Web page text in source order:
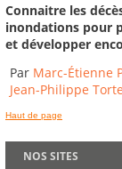
Connaitre les
inondations pour
et développer
Par Marc-Étienne
Jean-Philippe
Haut de page
NOS SITES